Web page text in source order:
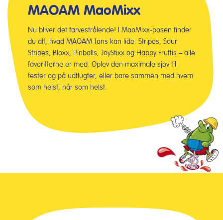
MAOAM MaoMixx
Nu bliver det farvestrålende! I MaoMixx-posen finder
du alt, hvad MAOAM-fans kan lide: Stripes, Sour
Stripes, Bloxx, Pinballs, JoyStixx og Happy Fruttis – alle
favoritterne er med. Oplev den maximale sjov til
fester og på udflugter, eller bare sammen med hvem
som helst, når som helst.